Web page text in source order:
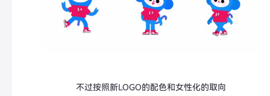
不过按照新LOGO的配色和女性化的取向